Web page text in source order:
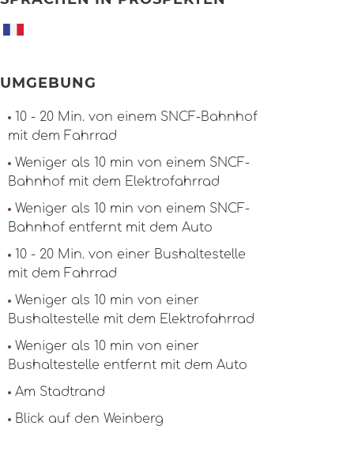
UMGEBUNG
10 - 20 Min. von einem SNCF-Bahnhof
mit dem Fahrrad
Weniger als 10 min von einem SNCF-
Bahnhof mit dem Elektrofahrrad
Weniger als 10 min von einem SNCF-
Bahnhof entfernt mit dem Auto
10 - 20 Min. von einer Bushaltestelle
mit dem Fahrrad
Weniger als 10 min von einer
Bushaltestelle mit dem Elektrofahrrad
Weniger als 10 min von einer
Bushaltestelle entfernt mit dem Auto
Am Stadtrand
Blick auf den Weinberg